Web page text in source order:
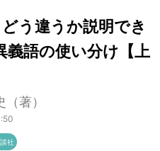
どう違うか説明でき
義語の使い分け【上
著）
社